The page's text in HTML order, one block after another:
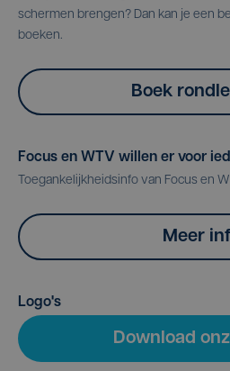
schermen brengen? Dan kan je een
boeken.
Boek
Focus en WTV willen er voor
Toegankelijkheidsinfo van Focus en
Meer
Logo's
Download